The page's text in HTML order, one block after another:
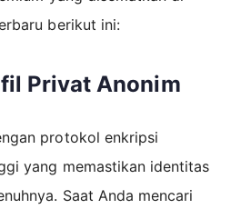
berikut ini:
Privat Anonim
protokol enkripsi
yang memastikan identitas
Saat Anda mencari